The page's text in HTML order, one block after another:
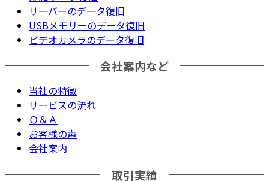
サーバーのデータ復旧
USBメモリーのデータ復旧
ビデオカメラのデータ復旧
会社案内など
当社の特徴
サービスの流れ
Ｑ＆Ａ
お客様の声
会社案内
取引実績